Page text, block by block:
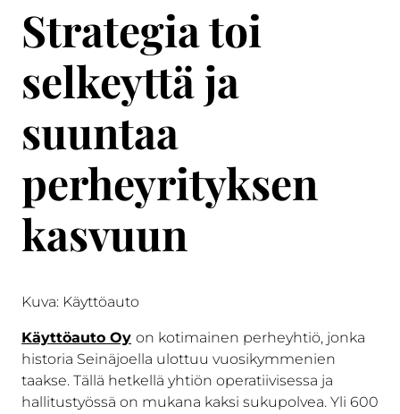
Strategia toi
selkeyttä ja
suuntaa
perheyrityksen
kasvuun
Kuva: Käyttöauto
Käyttöauto Oy on kotimainen perheyhtiö, jonka
historia Seinäjoella ulottuu vuosikymmenien
taakse. Tällä hetkellä yhtiön operatiivisessa ja
hallitustyössä on mukana kaksi sukupolvea. Yli 600